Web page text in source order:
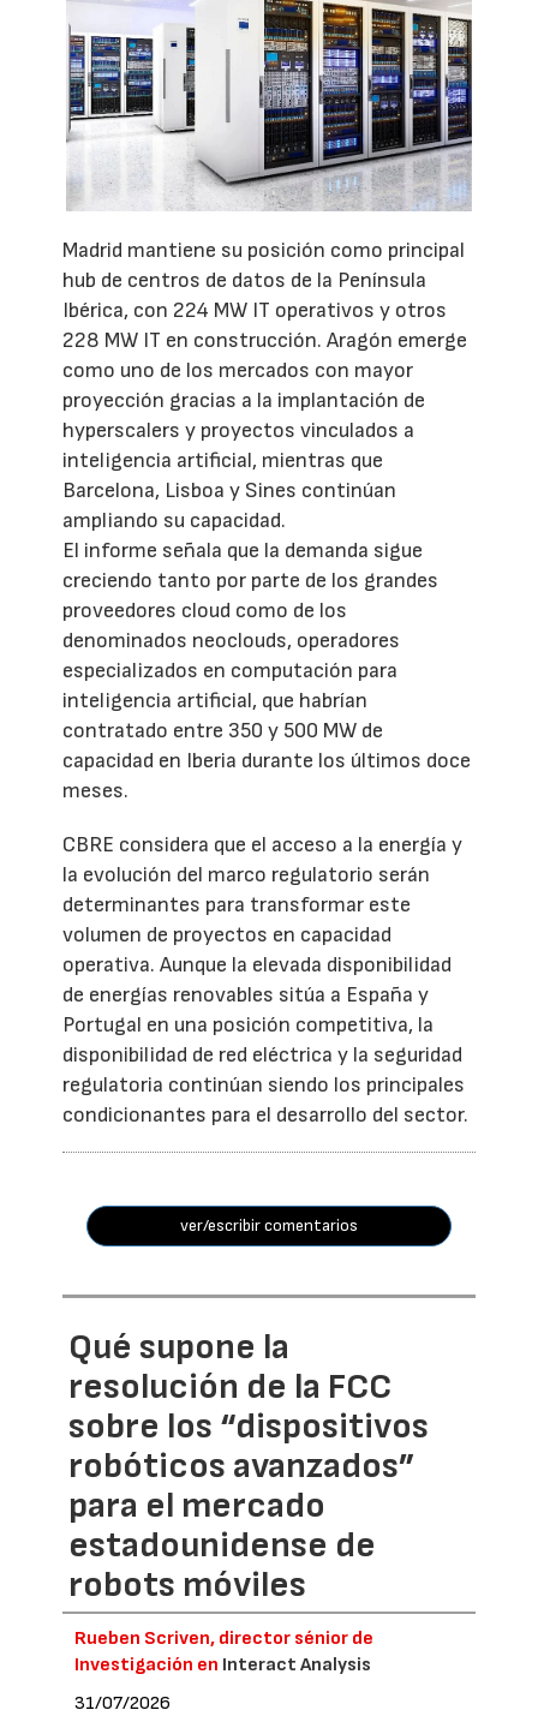
Madrid mantiene su posición como principal
hub de centros de datos de la Península
Ibérica, con 224 MW IT operativos y otros
228 MW IT en construcción. Aragón emerge
como uno de los mercados con mayor
proyección gracias a la implantación de
hyperscalers y proyectos vinculados a
inteligencia artificial, mientras que
Barcelona, Lisboa y Sines continúan
ampliando su capacidad.
El informe señala que la demanda sigue
creciendo tanto por parte de los grandes
proveedores cloud como de los
denominados neoclouds, operadores
especializados en computación para
inteligencia artificial, que habrían
contratado entre 350 y 500 MW de
capacidad en Iberia durante los últimos doce
meses.
CBRE considera que el acceso a la energía y
la evolución del marco regulatorio serán
determinantes para transformar este
volumen de proyectos en capacidad
operativa. Aunque la elevada disponibilidad
de energías renovables sitúa a España y
Portugal en una posición competitiva, la
disponibilidad de red eléctrica y la seguridad
regulatoria continúan siendo los principales
condicionantes para el desarrollo del sector.
ver/escribir comentarios
Qué supone la
resolución de la FCC
sobre los “dispositivos
robóticos avanzados”
para el mercado
estadounidense de
robots móviles
Rueben Scriven, director sénior de
Investigación en Interact Analysis
31/07/2026